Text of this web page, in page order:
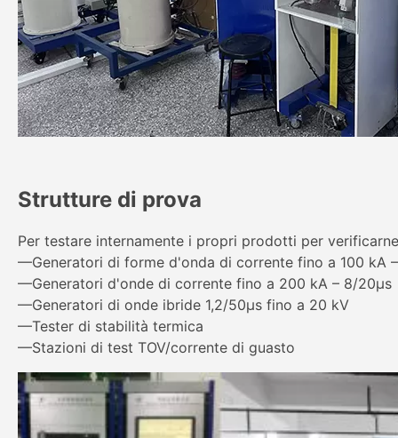
Strutture di prova
Per testare internamente i propri prodotti per
—Generatori di forme d'onda di corrente fino a 100 kA
—Generatori d'onde di corrente fino a 200 kA – 8/20μs
—Generatori di onde ibride 1,2/50μs fino a 20 kV
—Tester di stabilità termica
—Stazioni di test TOV/corrente di guasto